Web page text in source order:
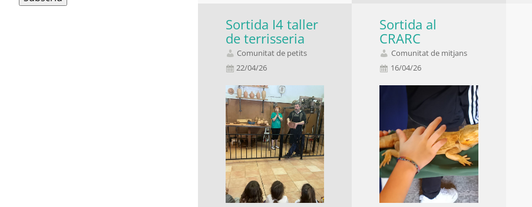
Sortida I4 taller
de terrisseria
Comunitat de petits
22/04/26
Sortida al
CRARC
Comunitat de mitjans
16/04/26